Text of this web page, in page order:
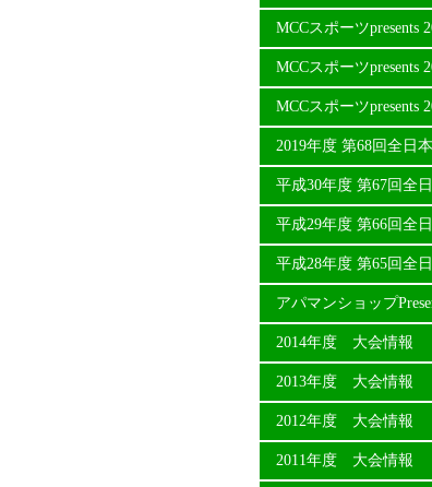
MCCスポーツpresents
MCCスポーツpresents
MCCスポーツpresents
2019年度 第68回全日
平成30年度 第67回全
平成29年度 第66回全
平成28年度 第65回全
アパマンショップ
2014年度 大会情報
2013年度 大会情報
2012年度 大会情報
2011年度 大会情報